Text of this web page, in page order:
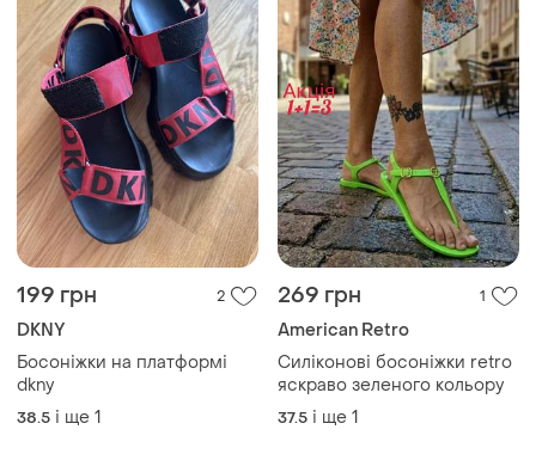
199 грн 2
DKNY
Босоніжки на платформі
dkny
38.5 і ще 1
269 грн 1
American Retro
Силіконові босоніжки retro
яскраво зеленого кольору
37.5 і ще 1